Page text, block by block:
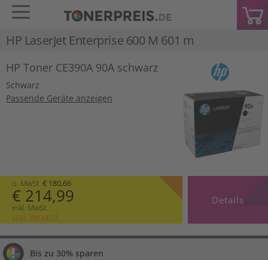
HP LaserJet Enterprise 600 M 601 m
HP Toner CE390A 90A schwarz
Schwarz
Passende Geräte anzeigen
o. MwSt. € 180,66
€ 214,99
inkl. MwSt.
zzgl. Versand
Details
Bis zu 30% sparen